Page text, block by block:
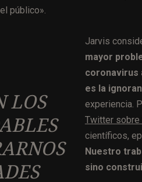
público».
LOS
Jarvis
mayor
coronavirus
es la
experiencia.
Twitter sobre
científicos,
Nuestro
sino